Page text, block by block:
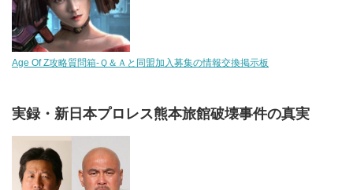
Age Of Z攻略質問箱-Ｑ＆Ａと同盟加入募集の情報交換掲示板
実録・新日本プロレス熊本旅館破壊事件の真実